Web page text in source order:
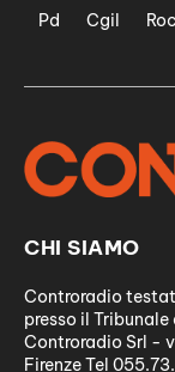
Pd
Cgil
CHI SIAMO
Controradio
presso il
Controradio Srl -
Firenze Tel